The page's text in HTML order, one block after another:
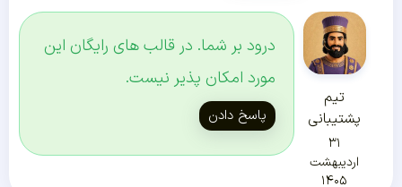
تیم
پشتیبانی
۳۱
اردیبهشت
۱۴۰۵
درود بر شما. در قالب های رایگان این
مورد امکان پذیر نیست.
پاسخ دادن